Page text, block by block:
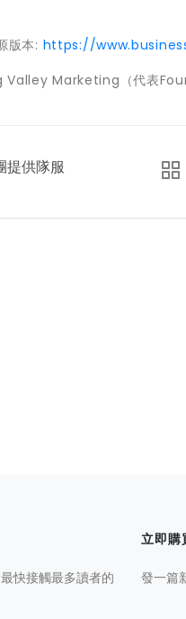
版本: https://
Valley Marketing（代表
提供隊服
快接觸最多讀者的
立即購
發一篇